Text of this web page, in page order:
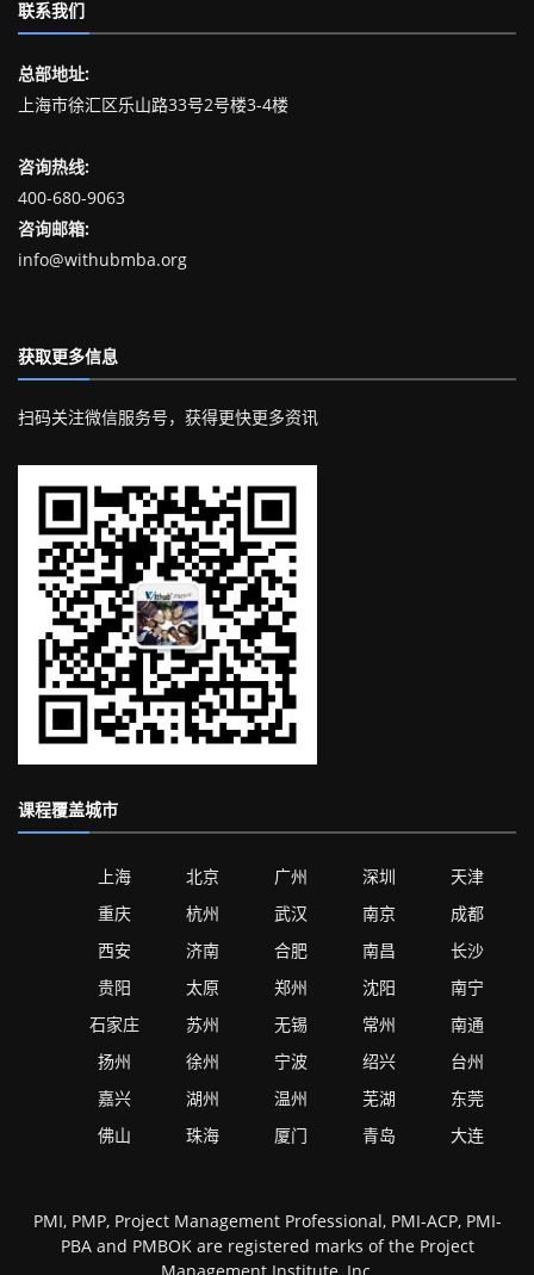
联系我们
总部地址:
上海市徐汇区乐山路33号2号楼3-4楼
咨询热线:
400-680-9063
咨询邮箱:
info@withubmba.org
获取更多信息
扫码关注微信服务号，获得更快更多资讯
课程覆盖城市
上海 北京 广州 深圳
天津
重庆
杭州 武汉 南京
成都
西安
济南 合肥 南昌
长沙
贵阳
太原 郑州 沈阳
南宁
石家庄
苏州 无锡 常州
南通
扬州
徐州 宁波 绍兴
台州
嘉兴
湖州 温州 芜湖
东莞
佛山
珠海 厦门 青岛 大连
PMI, PMP, Project Management Professional, PMI-ACP, PMI-
PBA and PMBOK are registered marks of the Project